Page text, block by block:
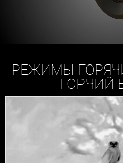
РЕЖИМЫ
ГОРЧИЙ